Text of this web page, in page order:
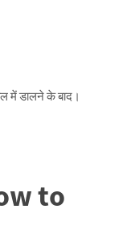
में डालने के बाद।
to